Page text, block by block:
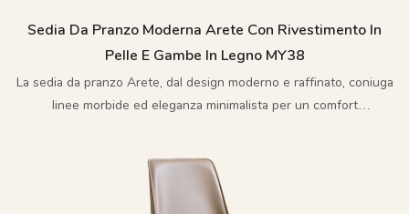
Sedia Da Pranzo Moderna Arete Con Rivestimento In
Pelle E Gambe In Legno MY38
La sedia da pranzo Arete, dal design moderno e raffinato, coniuga
linee morbide ed eleganza minimalista per un comfort